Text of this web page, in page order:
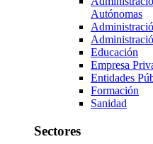
Autónomas
Educación
Empresa
Entidades
Formación
Sanidad
Sectores